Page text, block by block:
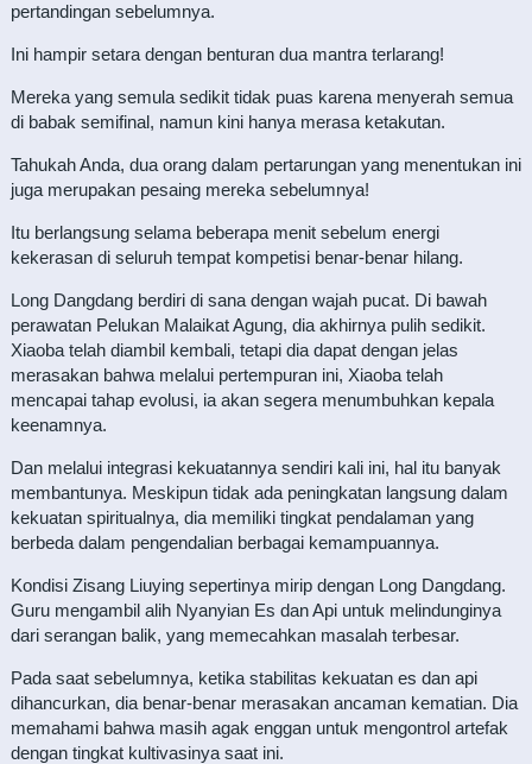
pertandingan sebelumnya.
Ini hampir setara dengan benturan dua mantra terlarang!
Mereka yang semula sedikit tidak puas karena menyerah semua
di babak semifinal, namun kini hanya merasa ketakutan.
Tahukah Anda, dua orang dalam pertarungan yang menentukan ini
juga merupakan pesaing mereka sebelumnya!
Itu berlangsung selama beberapa menit sebelum energi
kekerasan di seluruh tempat kompetisi benar-benar hilang.
Long Dangdang berdiri di sana dengan wajah pucat. Di bawah
perawatan Pelukan Malaikat Agung, dia akhirnya pulih sedikit.
Xiaoba telah diambil kembali, tetapi dia dapat dengan jelas
merasakan bahwa melalui pertempuran ini, Xiaoba telah
mencapai tahap evolusi, ia akan segera menumbuhkan kepala
keenamnya.
Dan melalui integrasi kekuatannya sendiri kali ini, hal itu banyak
membantunya. Meskipun tidak ada peningkatan langsung dalam
kekuatan spiritualnya, dia memiliki tingkat pendalaman yang
berbeda dalam pengendalian berbagai kemampuannya.
Kondisi Zisang Liuying sepertinya mirip dengan Long Dangdang.
Guru mengambil alih Nyanyian Es dan Api untuk melindunginya
dari serangan balik, yang memecahkan masalah terbesar.
Pada saat sebelumnya, ketika stabilitas kekuatan es dan api
dihancurkan, dia benar-benar merasakan ancaman kematian. Dia
memahami bahwa masih agak enggan untuk mengontrol artefak
dengan tingkat kultivasinya saat ini.